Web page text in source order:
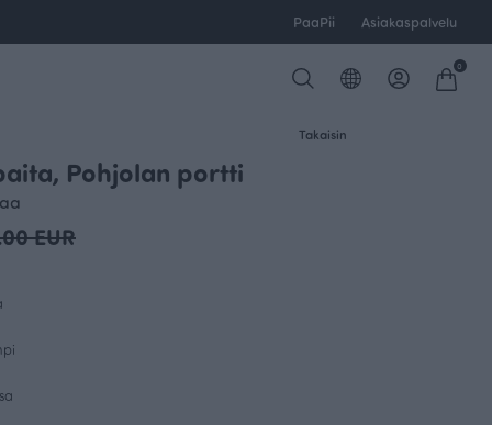
PaaPii Asiakaspalvelu
0
Takaisin
OUTLET
Pohjolan portti
EUR